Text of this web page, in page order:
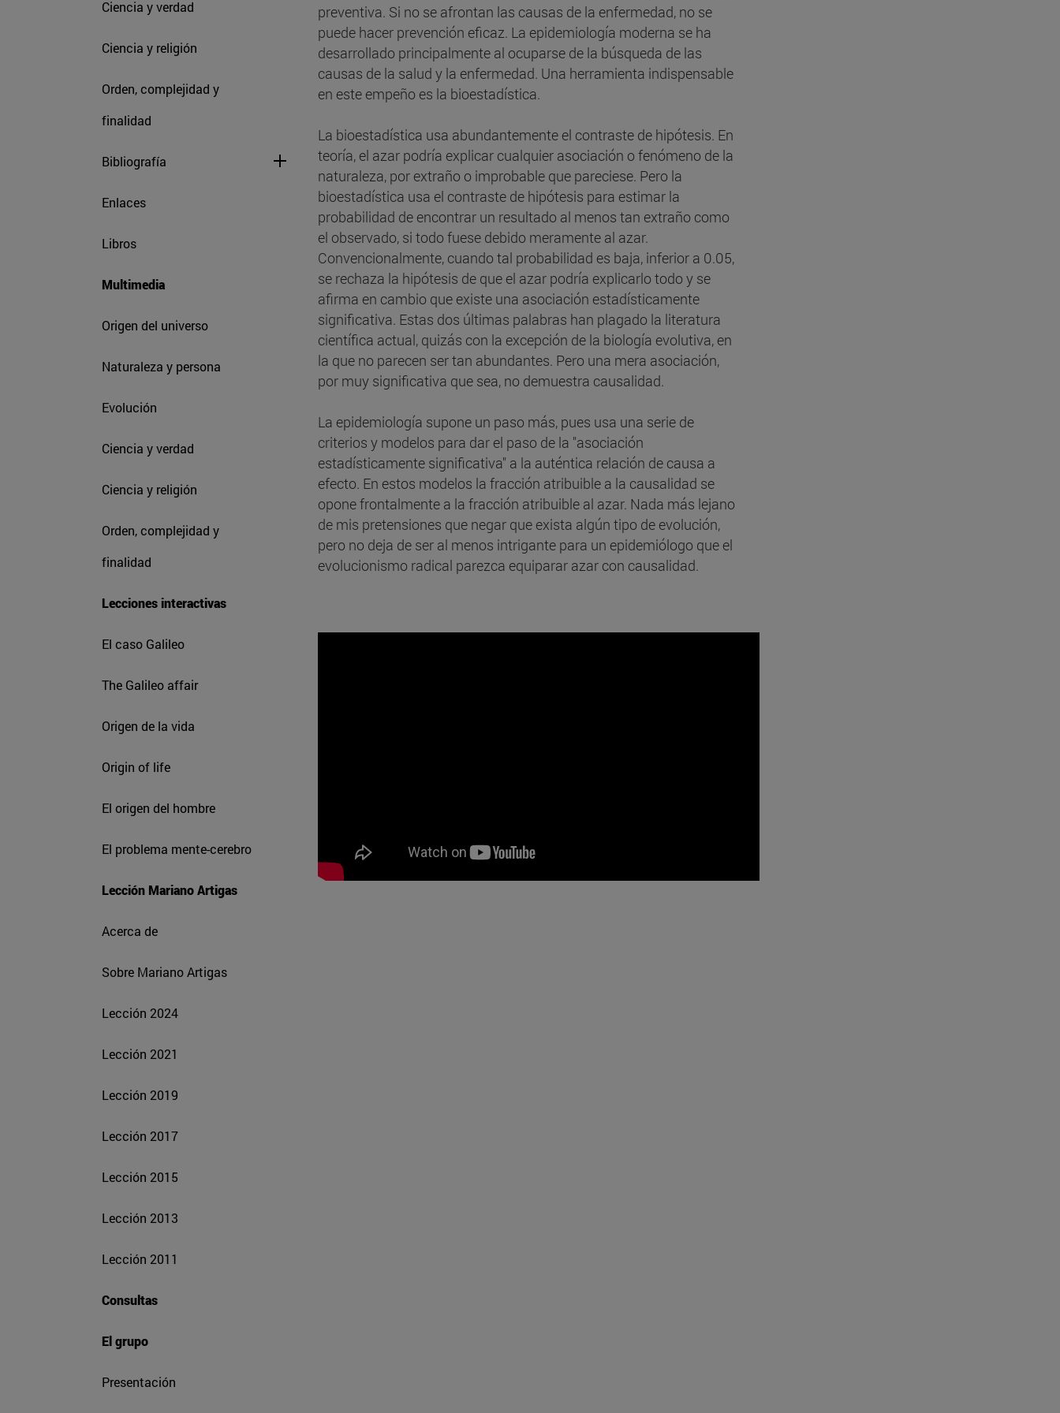
Ciencia y verdad
Ciencia y religión
Orden, complejidad y
finalidad
Bibliografía
Enlaces
Libros
Multimedia
Origen del universo
Naturaleza y persona
Evolución
Ciencia y verdad
Ciencia y religión
Orden, complejidad y
finalidad
Lecciones interactivas
El caso Galileo
The Galileo affair
Origen de la vida
Origin of life
El origen del hombre
El problema mente-cerebro
Lección Mariano Artigas
Acerca de
Sobre Mariano Artigas
Lección 2024
Lección 2021
Lección 2019
Lección 2017
Lección 2015
Lección 2013
Lección 2011
Consultas
El grupo
Presentación
preventiva. Si no se afrontan las causas de la enfermedad, no se
puede hacer prevención eficaz. La epidemiología moderna se ha
desarrollado principalmente al ocuparse de la búsqueda de las
causas de la salud y la enfermedad. Una herramienta indispensable
en este empeño es la bioestadística.
La bioestadística usa abundantemente el contraste de hipótesis. En
teoría, el azar podría explicar cualquier asociación o fenómeno de la
naturaleza, por extraño o improbable que pareciese. Pero la
bioestadística usa el contraste de hipótesis para estimar la
probabilidad de encontrar un resultado al menos tan extraño como
el observado, si todo fuese debido meramente al azar.
Convencionalmente, cuando tal probabilidad es baja, inferior a 0.05,
se rechaza la hipótesis de que el azar podría explicarlo todo y se
afirma en cambio que existe una asociación estadísticamente
significativa. Estas dos últimas palabras han plagado la literatura
científica actual, quizás con la excepción de la biología evolutiva, en
la que no parecen ser tan abundantes. Pero una mera asociación,
por muy significativa que sea, no demuestra causalidad.
La epidemiología supone un paso más, pues usa una serie de
criterios y modelos para dar el paso de la "asociación
estadísticamente significativa" a la auténtica relación de causa a
efecto. En estos modelos la fracción atribuible a la causalidad se
opone frontalmente a la fracción atribuible al azar. Nada más lejano
de mis pretensiones que negar que exista algún tipo de evolución,
pero no deja de ser al menos intrigante para un epidemiólogo que el
evolucionismo radical parezca equiparar azar con causalidad.